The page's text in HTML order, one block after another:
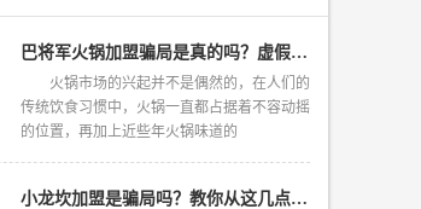
巴将军火锅加盟骗局是真的吗？虚假谣言真是太多了
火锅市场的兴起并不是偶然的，在人们的
传统饮食习惯中，火锅一直都占据着不容动摇
的位置，再加上近些年火锅味道的
小龙坎加盟是骗局吗？教你从这几点判断真伪